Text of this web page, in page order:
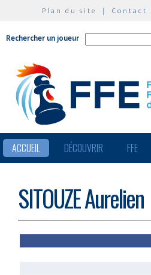
Plan du site | Contact
Rechercher un joueur
ACCUEIL DÉCOUVRIR FFE
SITOUZE Aurelien